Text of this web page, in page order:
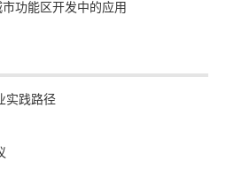
功能区开发中的应用
实践路径